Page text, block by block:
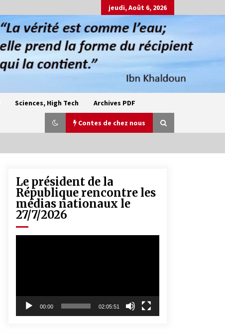
jeudi, Août 6, 2026
Sciences, High Tech Archives PDF
Contes de chez nous
Oum el Gaïla / L’ogresse du M’zab
4 ans ago
5 ans ago
Le président de la
République rencontre les
médias nationaux le
27/7/2026
00:00 02:05:51